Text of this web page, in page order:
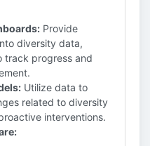
Provide
diversity data,
track progress and
Utilize data to
related to diversity
interventions.